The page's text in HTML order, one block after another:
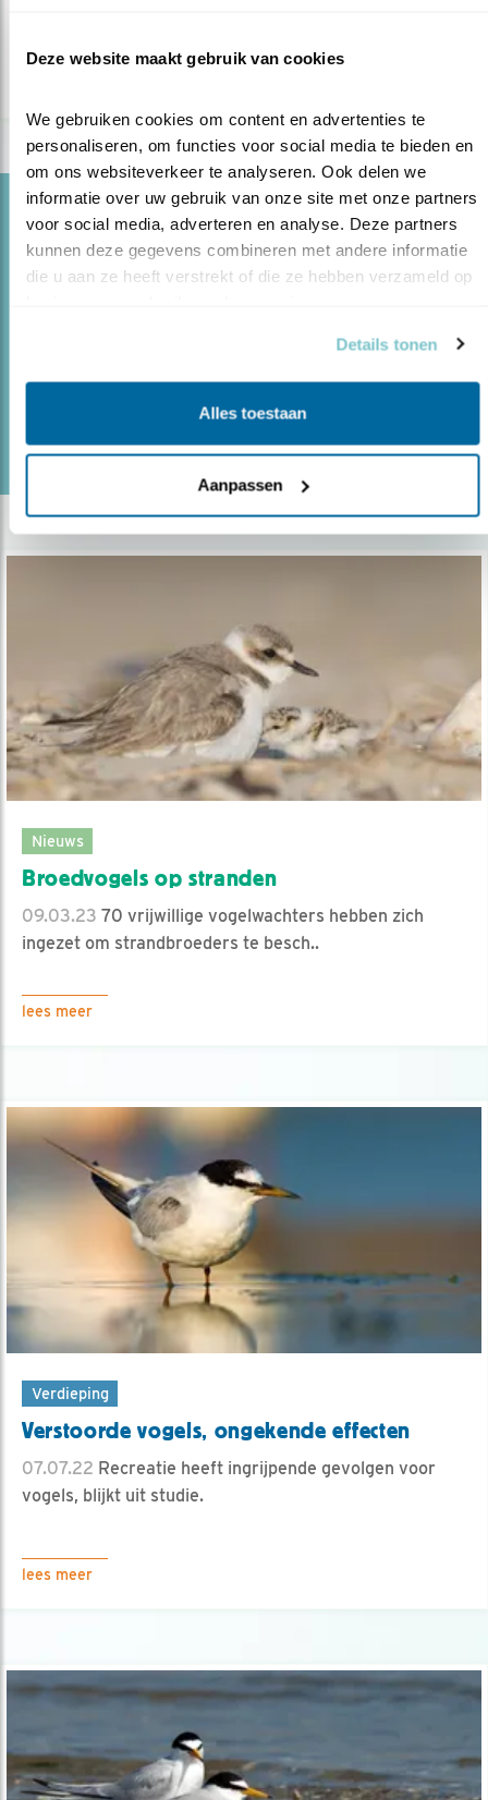
Deze website maakt gebruik van cookies
We gebruiken cookies om content en advertenties te
personaliseren, om functies voor social media te bieden en
om ons websiteverkeer te analyseren. Ook delen we
informatie over uw gebruik van onze site met onze partners
voor social media, adverteren en analyse. Deze partners
kunnen deze gegevens combineren met andere informatie
die u aan ze heeft verstrekt of die ze hebben verzameld op
Details tonen
Alles toestaan
Aanpassen
Blog
WIE REDT DE STRANDBROEDERS VAN DE
WADDEN..
Door René de Vos
Nieuws
Broedvogels op stranden
09.03.23 70 vrijwillige vogelwachters hebben zich
ingezet om strandbroeders te besch..
lees meer
Verdieping
Verstoorde vogels, ongekende effecten
07.07.22 Recreatie heeft ingrijpende gevolgen voor
vogels, blijkt uit studie.
lees meer